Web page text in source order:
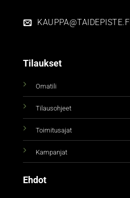
KAUPPA@TAIDEPISTE.FI
Tilaukset
Omatili
Tilausohjeet
Toimitusajat
Kampanjat
Ehdot